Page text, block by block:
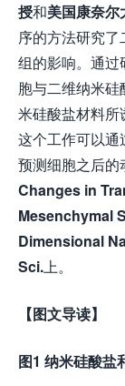
授和美国康奈尔
序的方法研究
组的影响。通
胞与二维纳米
米硅酸盐材料所
这个工作可以
预测细胞之后的
Changes in
Mesenchymal
Dimensional
Sci.上。
【图文导读】
图1 纳米硅酸盐